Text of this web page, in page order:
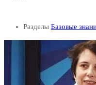
Разделы Базовые